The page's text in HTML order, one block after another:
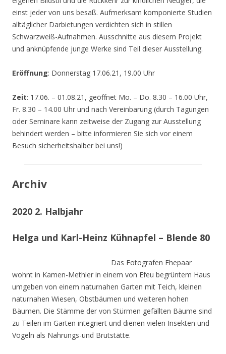
einst jeder von uns besaß. Aufmerksam komponierte Studien
alltäglicher Darbietungen verdichten sich in stillen
Schwarzweiß-Aufnahmen. Ausschnitte aus diesem Projekt
und anknüpfende junge Werke sind Teil dieser Ausstellung.
Eröffnung: Donnerstag 17.06.21, 19.00 Uhr
Zeit: 17.06. – 01.08.21, geöffnet Mo. – Do. 8.30 – 16.00 Uhr,
Fr. 8.30 – 14.00 Uhr und nach Vereinbarung (durch Tagungen
oder Seminare kann zeitweise der Zugang zur Ausstellung
behindert werden – bitte informieren Sie sich vor einem
Besuch sicherheitshalber bei uns!)
Archiv
2020 2. Halbjahr
Helga und Karl-Heinz Kühnapfel – Blende 80
Das Fotografen Ehepaar
wohnt in Kamen-Methler in einem von Efeu begrüntem Haus
umgeben von einem naturnahen Garten mit Teich, kleinen
naturnahen Wiesen, Obstbäumen und weiteren hohen
Bäumen. Die Stämme der von Stürmen gefällten Bäume sind
zu Teilen im Garten integriert und dienen vielen Insekten und
Vögeln als Nahrungs-und Brutstätte.